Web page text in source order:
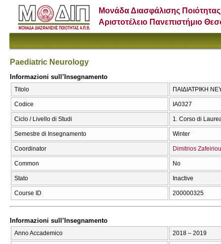
Μονάδα Διασφάλισης Ποιότητας
Αριστοτέλειο Πανεπιστήμιο
Paediatric Neurology
Informazioni sull’Insegnamento
Titolo ΠΑΙΔΙΑΤΡΙΚΗ
Codice ΙΑ0327
Ciclo / Livello di Studi 1. Corso di
Semestre di Insegnamento Winter
Coordinator Dimitrios Zafeiriou
Common No
Stato Inactive
Course ID 200000325
Informazioni sull’Insegnamento
Anno Accademico 2018 – 2019